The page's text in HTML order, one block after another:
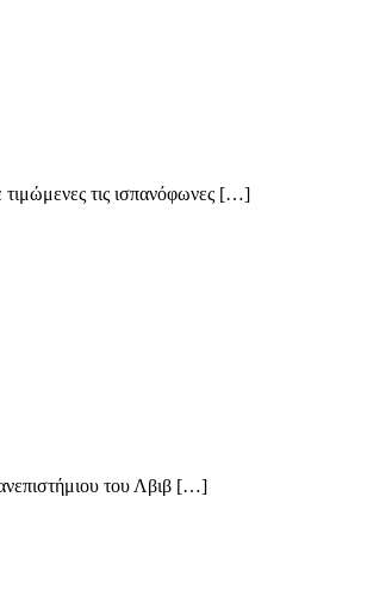
τις ισπανόφωνες […]
του Λβιβ […]